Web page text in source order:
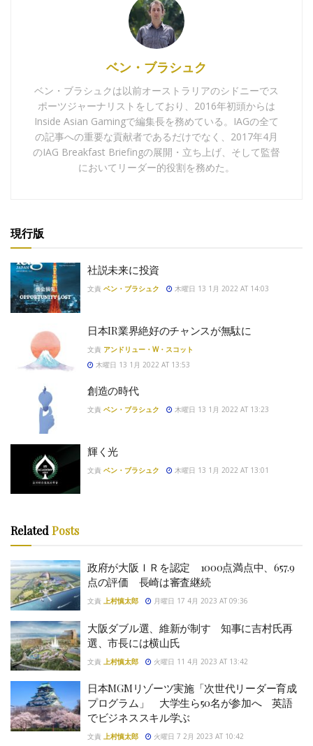
ベン・ブラシュク
ベン・ブラシュクは以前オーストラリアのシドニーでス
ポーツジャーナリストをしており、2016年初頭からは
Inside Asian Gamingで編集長を務めている。IAGの全て
の記事への重要な貢献者であるだけでなく、2017年4月
のIAG Breakfast Briefingの展開・立ち上げ、そして監督
においてリーダー的役割を務めた。
現行版
社説未来に投資
文責 ベン・ブラシュク 木曜日 13 1月 2022 AT 14:03
日本IR業界絶好のチャンスが無駄に
文責 アンドリュー・W・スコット
木曜日 13 1月 2022 AT 13:53
創造の時代
文責 ベン・ブラシュク 木曜日 13 1月 2022 AT 13:23
輝く光
文責 ベン・ブラシュク 木曜日 13 1月 2022 AT 13:01
RelatedPosts
政府が大阪ＩＲを認定 1000点満点中、657.9
点の評価 長崎は審査継続
文責 上村慎太郎 月曜日 17 4月 2023 AT 09:36
大阪ダブル選、維新が制す 知事に吉村氏再
選、市長には横山氏
文責 上村慎太郎 火曜日 11 4月 2023 AT 13:42
日本MGMリゾーツ実施「次世代リーダー育成
プログラム」 大学生ら50名が参加へ 英語
でビジネススキル学ぶ
文責 上村慎太郎 火曜日 7 2月 2023 AT 10:42